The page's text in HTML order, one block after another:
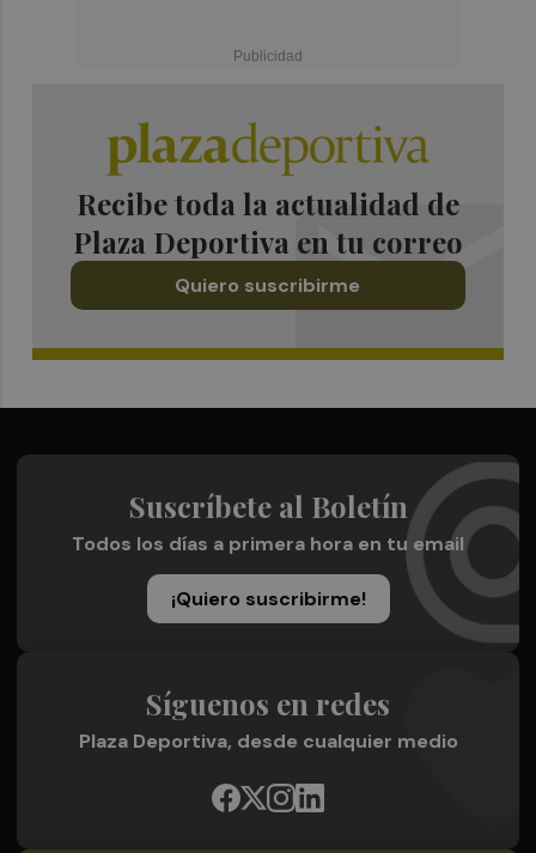
Recibe toda la actualidad de
Plaza Deportiva en tu correo
Quiero suscribirme
Suscríbete al Boletín
Todos los días a primera hora en tu email
¡Quiero suscribirme!
Síguenos en redes
Plaza Deportiva, desde cualquier medio